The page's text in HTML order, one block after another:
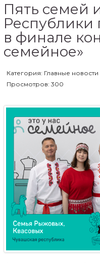
Пять семей
Республики
в финале
семейное»
Категория: Главные новости
Просмотров: 300